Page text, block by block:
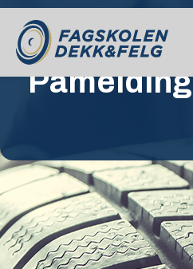
Påmelding